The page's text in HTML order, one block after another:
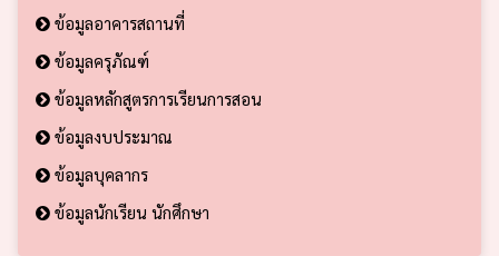
ข้อมูลอาคารสถานที่
ข้อมูลครุภัณฑ์
ข้อมูลหลักสูตรการเรียนการสอน
ข้อมูลงบประมาณ
ข้อมูลบุคลากร
ข้อมูลนักเรียน นักศึกษา